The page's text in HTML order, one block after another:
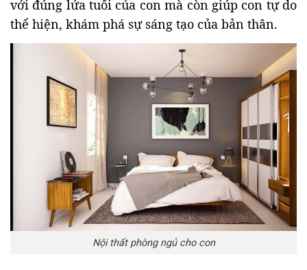
với đúng lứa tuổi của con mà còn giúp con tự do
thể hiện, khám phá sự sáng tạo của bản thân.
Nội thất phòng ngủ cho con